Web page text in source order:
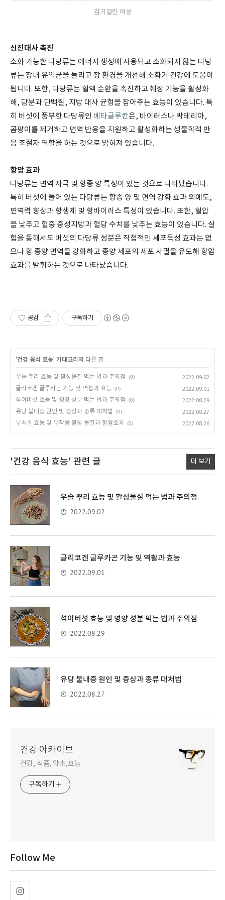
감기걸린 여성
신진대사 촉진
소화 가능한 다당류는 에너지 생성에 사용되고 소화되지 않는 다당
류는 장내 유익균을 늘리고 장 환경을 개선해 소화기 건강에 도움이
됩니다. 또한, 다당류는 혈액 순환을 촉진하고 췌장 기능을 활성화
해, 당분과 단백질, 지방 대사 균형을 잡아주는 효능이 있습니다. 특
히 버섯에 풍부한 다당류인 베타글루칸은, 바이러스나 박테리아,
곰팡이를 제거하고 면역 반응을 지원하고 활성화하는 생물학적 반
응 조절자 역할을 하는 것으로 밝혀져 있습니다.
항암 효과
다당류는 면역 자극 및 항종 양 특성이 있는 것으로 나타났습니다.
특히 버섯에 들어 있는 다당류는 항종 양 및 면역 강화 효과 외에도,
면역력 향상과 항생제 및 항바이러스 특성이 있습니다. 또한, 혈압
을 낮추고 혈중 중성지방과 혈당 수치를 낮추는 효능이 있습니다. 실
험을 통해서도 버섯의 다당류 성분은 직접적인 세포독성 효과는 없
으나 항 종양 면역을 강화하고 종양 세포의 세포 사멸을 유도해 항암
효과를 발휘하는 것으로 나타났습니다.
공감 구독하기
'건강 음식 효능' 카테고리의 다른 글
우슬 뿌리 효능 및 활성물질 먹는 법과 주의점 (0)
2022.09.02
글리코겐 글루카곤 기능 및 역활과 효능 (0)
2022.09.01
석이버섯 효능 및 영양 성분 먹는 법과 주의점
(0)
2022.08.29
유당 불내증 원인 및 증상과 종류 대처법
(0)
2022.08.27
부처손 효능 및 부작용 활성 물질과 항암효과 (0) 2022.08.26
'건강 음식 효능' 관련 글 더 보기
우슬 뿌리 효능 및 활성물질 먹는 법과 주의점
2022.09.02
글리코겐 글루카곤 기능 및 역활과 효능
2022.09.01
석이버섯 효능 및 영양 성분 먹는 법과 주의점
2022.08.29
유당 불내증 원인 및 증상과 종류 대처법
2022.08.27
건강 아카이브
건강, 식품, 약초,효능
구독하기
Follow Me